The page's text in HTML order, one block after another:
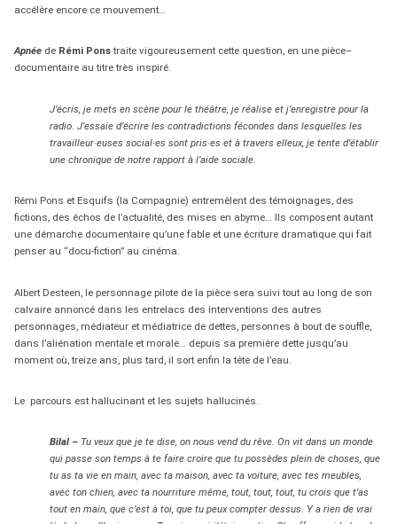
accélère encore ce mouvement…
Apnée de Rémi Pons traite vigoureusement cette question, en une pièce–
documentaire au titre très inspiré.
J’écris, je mets en scène pour le théâtre, je réalise et j’enregistre pour la
radio. J’essaie d’écrire les contradictions fécondes dans lesquelles les
travailleur·euses social·es sont pris·es et à travers elleux, je tente d’établir
une chronique de notre rapport à l’aide sociale.
Rémi Pons et Esquifs (la Compagnie) entremêlent des témoignages, des
fictions, des échos de l’actualité, des mises en abyme… Ils composent autant
une démarche documentaire qu’une fable et une écriture dramatique qui fait
penser au “docu-fiction” au cinéma.
Albert Desteen, le personnage pilote de la pièce sera suivi tout au long de son
calvaire annoncé dans les entrelacs des interventions des autres
personnages, médiateur et médiatrice de dettes, personnes à bout de souffle,
dans l’aliénation mentale et morale… depuis sa première dette jusqu’au
moment où, treize ans, plus tard, il sort enfin la tête de l’eau.
Le parcours est hallucinant et les sujets hallucinés.
Bilal – Tu veux que je te dise, on nous vend du rêve. On vit dans un monde
qui passe son temps à te faire croire que tu possèdes plein de choses, que
tu as ta vie en main, avec ta maison, avec ta voiture, avec tes meubles,
avec ton chien, avec ta nourriture même, tout, tout, tout, tu crois que t’as
tout en main, que c’est à toi, que tu peux compter dessus. Y a rien de vrai